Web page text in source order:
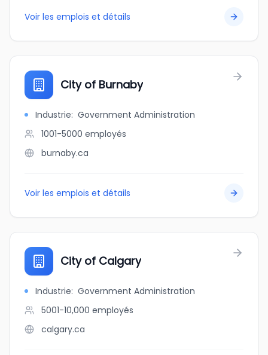
Voir les emplois et détails
City of Burnaby
Industrie: Government Administration
1001-5000 employés
burnaby.ca
Voir les emplois et détails
City of Calgary
Industrie: Government Administration
5001-10,000 employés
calgary.ca